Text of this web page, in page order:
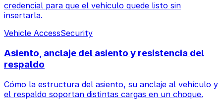
credencial para que el vehículo quede listo sin
insertarla.
Vehicle AccessSecurity
Asiento, anclaje del asiento y resistencia del
respaldo
Cómo la estructura del asiento, su anclaje al vehículo y
el respaldo soportan distintas cargas en un choque.